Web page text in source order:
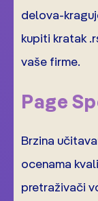
delova-
kupiti kratak
vaše firme.
Page
Brzina
ocenama
pretraživači